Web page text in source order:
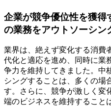
企業が競争優位性を獲得
の業務をアウトソーシン
業界は、絶えず変化する消費
代化と適応を進め、同時に業
争力を維持してきました。中
シングすることは、多くの場
す。さらに、競争が激しく変
端のビジネスを維持すること